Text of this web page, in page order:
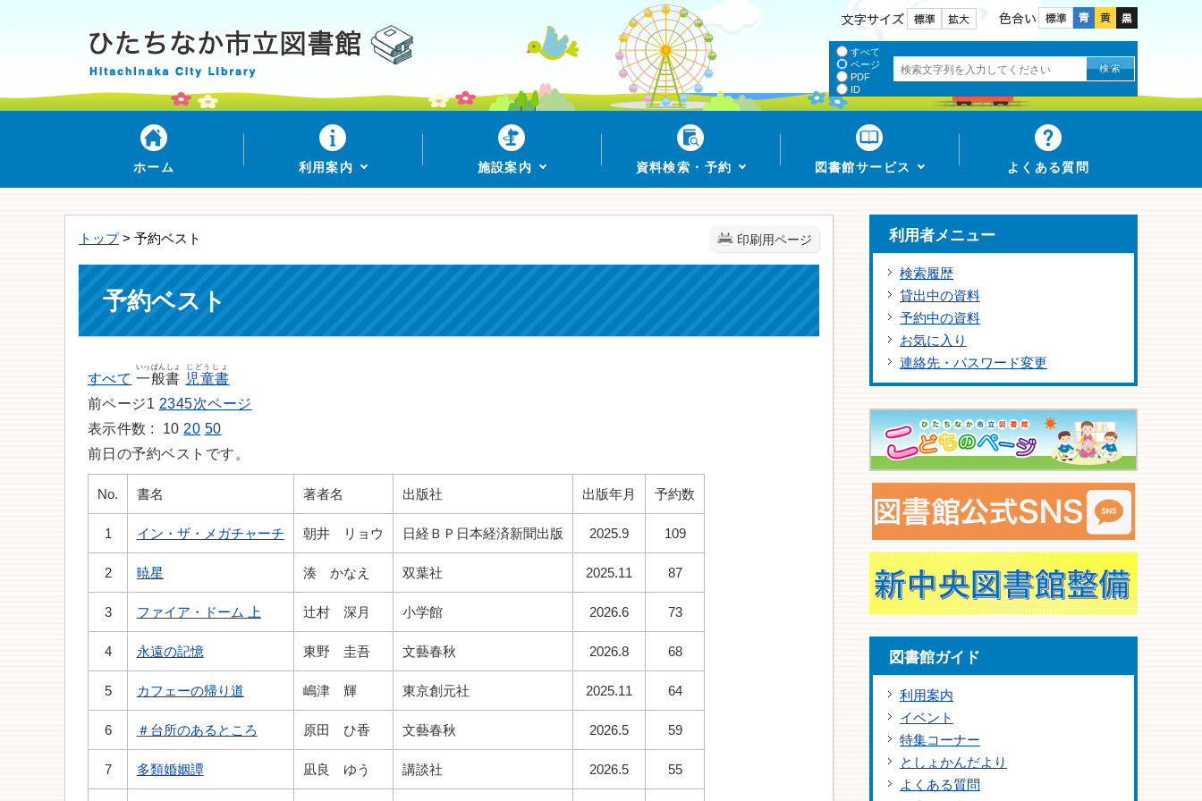
色合い
文字サイズ
すべて
ページ
PDF
ID
ホーム 利用案内 施設案内 資料検索・予約 図書館サービス よくある質問
印刷用ページ
トップ > 予約ベスト
予約ベスト
すべて 一般書
いっぱんしょ
児童書
じどうしょ
前ページ1 2345次ページ
10 20 50
前日の予約ベストです。
No. 書名 著者名 出版社 出版年月 予約数
1 イン・ザ・メガチャーチ 朝井 リョウ 日経ＢＰ日本経済新聞出版 2025.9 109
2 暁星 湊 かなえ 双葉社 2025.11 87
3 ファイア・ドーム 上 辻村 深月 小学館 2026.6 73
4 永遠の記憶 東野 圭吾 文藝春秋 2026.8 68
5 カフェーの帰り道 嶋津 輝 東京創元社 2025.11 64
6 ＃台所のあるところ 原田 ひ香 文藝春秋 2026.5 59
7 多類婚姻譚 凪良 ゆう 講談社 2026.5 55
利用者メニュー
検索履歴
貸出中の資料
予約中の資料
お気に入り
連絡先・パスワード変更
図書館ガイド
利用案内
イベント
特集コーナー
としょかんだより
よくある質問